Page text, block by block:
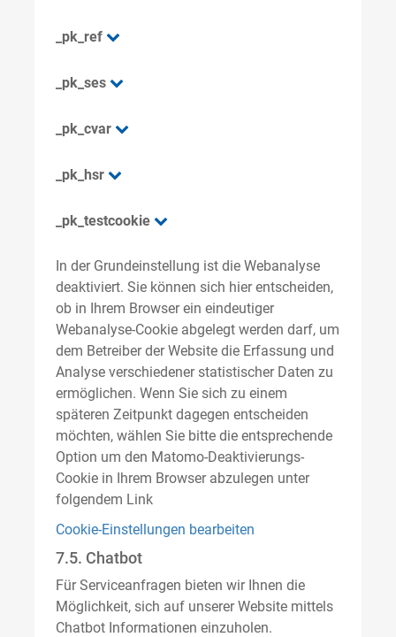
_pk_ref
_pk_ses
_pk_cvar
_pk_hsr
_pk_testcookie
In der Grundeinstellung ist die Webanalyse
deaktiviert. Sie können sich hier entscheiden,
ob in Ihrem Browser ein eindeutiger
Webanalyse-Cookie abgelegt werden darf, um
dem Betreiber der Website die Erfassung und
Analyse verschiedener statistischer Daten zu
ermöglichen. Wenn Sie sich zu einem
späteren Zeitpunkt dagegen entscheiden
möchten, wählen Sie bitte die entsprechende
Option um den Matomo-Deaktivierungs-
Cookie in Ihrem Browser abzulegen unter
folgendem Link
Cookie-Einstellungen bearbeiten
7.5. Chatbot
Für Serviceanfragen bieten wir Ihnen die
Möglichkeit, sich auf unserer Website mittels
Chatbot Informationen einzuholen.